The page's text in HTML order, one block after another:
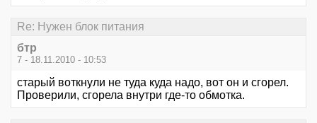
Re: Нужен блок питания
бтр
7 - 18.11.2010 - 10:53
старый воткнули не туда куда надо, вот он и сгорел.
Проверили, сгорела внутри где-то обмотка.